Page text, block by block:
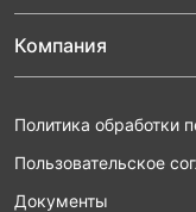
Компания
Политика обработки
Пользовательское
Документы